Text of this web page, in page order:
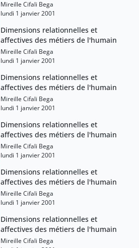
Mireille Cifali Bega
lundi 1 janvier 2001
Dimensions relationnelles et
affectives des métiers de l'humain
Mireille Cifali Bega
lundi 1 janvier 2001
Dimensions relationnelles et
affectives des métiers de l'humain
Mireille Cifali Bega
lundi 1 janvier 2001
Dimensions relationnelles et
affectives des métiers de l'humain
Mireille Cifali Bega
lundi 1 janvier 2001
Dimensions relationnelles et
affectives des métiers de l'humain
Mireille Cifali Bega
lundi 1 janvier 2001
Dimensions relationnelles et
affectives des métiers de l'humain
Mireille Cifali Bega